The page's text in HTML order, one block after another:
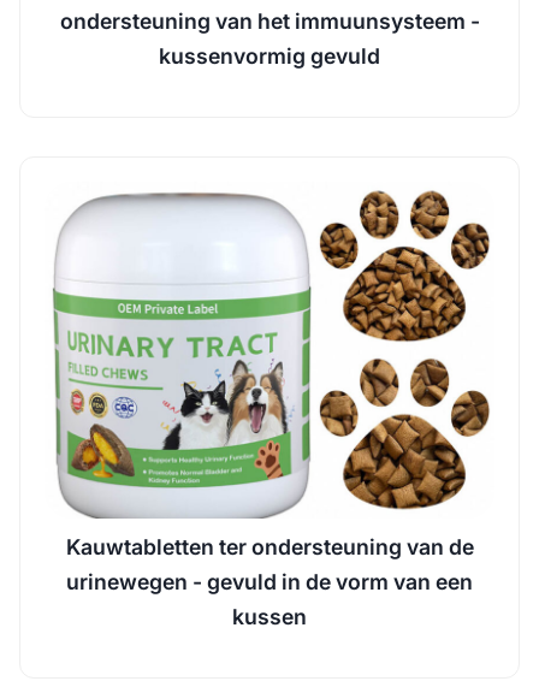
ondersteuning van het immuunsysteem -
kussenvormig gevuld
Kauwtabletten ter ondersteuning van de
urinewegen - gevuld in de vorm van een
kussen